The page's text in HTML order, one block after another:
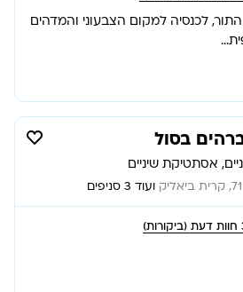
לכנסיה למקום הצבעוני והמדהים
בסול
אסתטיקת שיניים
ועוד 3 סניפים
חוות דעת (ביקורות)